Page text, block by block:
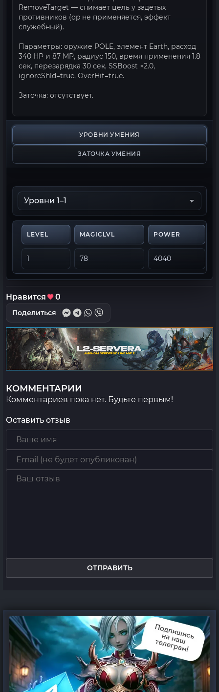
RemoveTarget — снимает цель у задетых
противников (op не применяется, эффект
служебный).
Параметры: оружие POLE, элемент Earth, расход
340 HP и 87 MP, радиус 150, время применения 1.8
сек, перезарядка 30 сек, SSBoost ×2.0,
ignoreShld=true, OverHit=true.
Заточка: отсутствует.
УРОВНИ УМЕНИЯ
ЗАТОЧКА УМЕНИЯ
LEVEL MAGICLVL POWER
1 78 4040
Нравится 0
Поделиться
КОММЕНТАРИИ
Комментариев пока нет. Будьте первым!
Оставить отзыв
ОТПРАВИТЬ